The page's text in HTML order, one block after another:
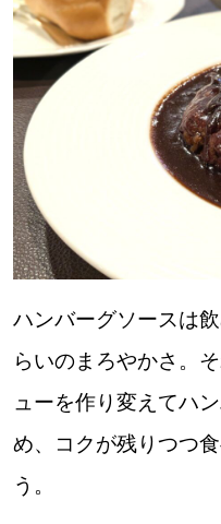
ハンバーグソースは
らいのまろやかさ。
ューを作り変えてハ
め、コクが残りつつ
う。